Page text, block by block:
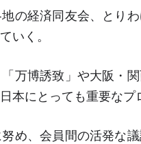
経済同友会、とり
いく。
博誘致」や大阪・
本にとっても重要なプ
、会員間の活発な